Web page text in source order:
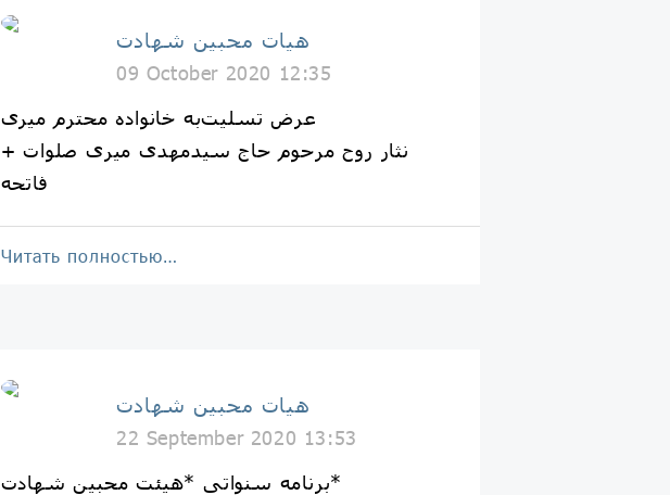
هيات محبین شهادت
09 October 2020 12:35
عرض تسلیت‌به خانواده محترم میری
نثار روح مرحوم حاج سیدمهدی میری صلوات +
فاتحه
Читать полностью…
هيات محبین شهادت
22 September 2020 13:53
برنامه سنواتی *هیئت محبین شهادت*